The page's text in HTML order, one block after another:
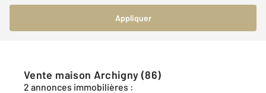
Appliquer
Vente maison Archigny (86)
2 annonces immobilières :